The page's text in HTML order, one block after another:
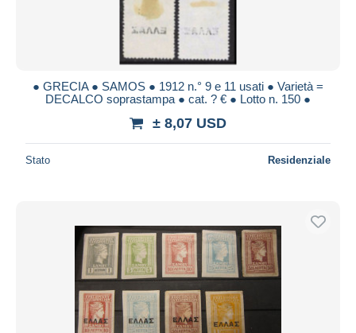
● GRECIA ● SAMOS ● 1912 n.° 9 e 11 usati ● Varietà =
DECALCO soprastampa ● cat. ? € ️● Lotto n. 150 ️●
± 8,07 USD
Stato Residenziale